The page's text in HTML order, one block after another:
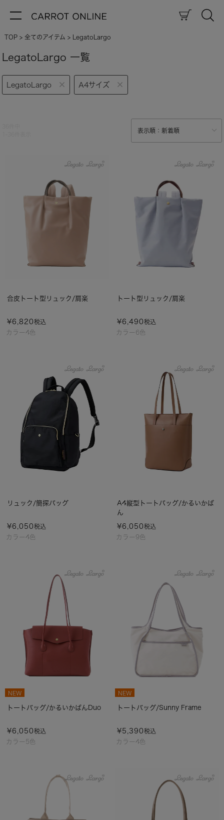
TOP 全てのアイテム LegatoLargo
LegatoLargo 一覧
LegatoLargo A4サイズ
カラー4色
合皮トート型リュック/肩楽
¥6,820税込
カラー6色
トート型リュック/肩楽
¥6,490税込
カラー4色
リュック/簡探バッグ
¥6,050税込
カラー9色
A4縦型トートバッグ/かるいかば
ん
¥6,050税込
カラー5色
NEW
トートバッグ/かるいかばんDuo
¥6,050税込
カラー4色
NEW
トートバッグ/Sunny Frame
¥5,390税込